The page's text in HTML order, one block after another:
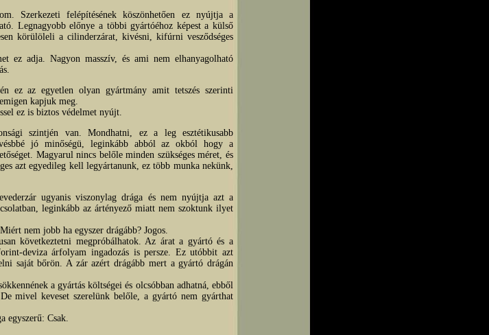
Szerkezeti felépítésének köszönhetően ez nyújtja a
Legnagyobb előnye a többi gyártóéhoz képest a külső
körülöleli a cilinderzárat, kivésni, kifúrni vesződséges
ez adja. Nagyon masszív, és ami nem elhanyagolható
ez az egyetlen olyan gyártmány amit tetszés szerinti
kapjuk meg.
ez is biztos védelmet nyújt.
szintjén van. Mondhatni, ez a leg esztétikusabb
jó minőségü, leginkább abból az okból hogy a
Magyarul nincs belőle minden szükséges méret, és
azt egyedileg kell legyártanunk, ez több munka nekünk,
ugyanis viszonylag drága és nem nyújtja azt a
leginkább az ártényező miatt nem szoktunk ilyet
nem jobb ha egyszer drágább? Jogos.
következtetni megpróbálhatok. Az árat a gyártó és a
deviza árfolyam ingadozás is persze. Ez utóbbit azt
saját bőrön. A zár azért drágább mert a gyártó drágán
a gyártás költségei és olcsóbban adhatná, ebből
mivel keveset szerelünk belőle, a gyártó nem gyárthat
egyszerű: Csak.